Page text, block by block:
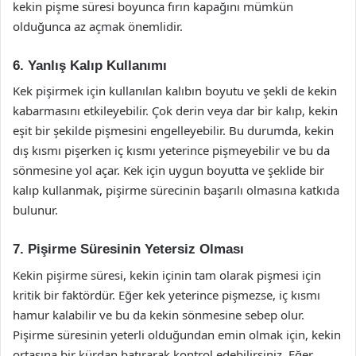
kekin pişme süresi boyunca fırın kapağını mümkün
olduğunca az açmak önemlidir.
6. Yanlış Kalıp Kullanımı
Kek pişirmek için kullanılan kalıbın boyutu ve şekli de kekin
kabarmasını etkileyebilir. Çok derin veya dar bir kalıp, kekin
eşit bir şekilde pişmesini engelleyebilir. Bu durumda, kekin
dış kısmı pişerken iç kısmı yeterince pişmeyebilir ve bu da
sönmesine yol açar. Kek için uygun boyutta ve şeklide bir
kalıp kullanmak, pişirme sürecinin başarılı olmasına katkıda
bulunur.
7. Pişirme Süresinin Yetersiz Olması
Kekin pişirme süresi, kekin içinin tam olarak pişmesi için
kritik bir faktördür. Eğer kek yeterince pişmezse, iç kısmı
hamur kalabilir ve bu da kekin sönmesine sebep olur.
Pişirme süresinin yeterli olduğundan emin olmak için, kekin